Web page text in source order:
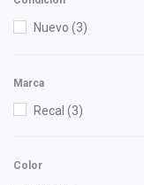
Nuevo (3)
Marca
Recal (3)
Color